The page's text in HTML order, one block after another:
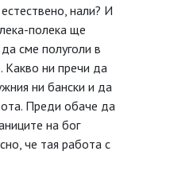
нали? И
полека ще
сме полуголи в
Какво ни пречи да
ни бански и да
Преди обаче да
на бог
че тая работа с